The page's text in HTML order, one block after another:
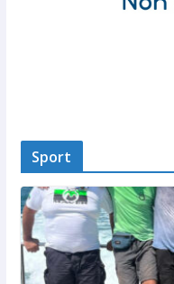
Sport